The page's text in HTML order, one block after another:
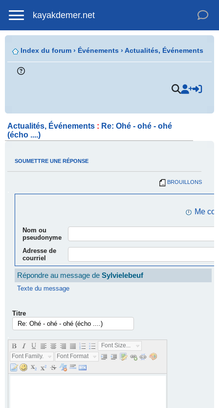
kayakdemer.net
Index du forum › Événements › Actualités, Événements
Actualités, Événements : Re: Ohé - ohé - ohé
(écho ....)
SOUMETTRE UNE RÉPONSE
BROUILLONS
Me
Nom ou
pseudonyme
Adresse de
courriel
Répondre au message de Sylvielebeuf
Texte du message
Titre
Font Size...
Font Family...
Font Format...